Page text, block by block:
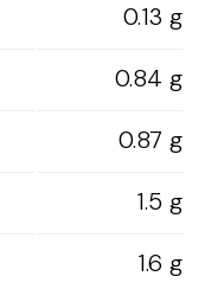
0.13 g
0.84 g
0.87 g
1.5 g
1.6 g